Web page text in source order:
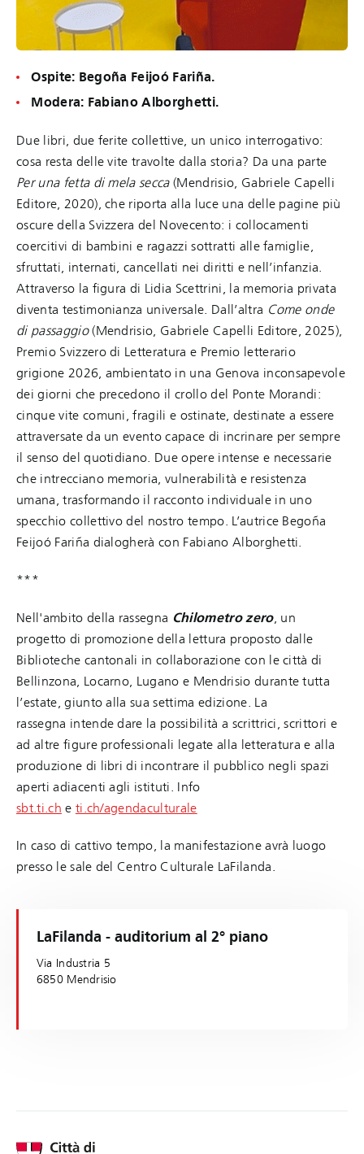
Ospite: Begoña Feijoó Fariña.
Modera: Fabiano Alborghetti.
Due libri, due ferite collettive, un unico interrogativo:
cosa resta delle vite travolte dalla storia? Da una parte
Per una fetta di mela secca(Mendrisio, Gabriele Capelli
Editore, 2020), che riporta alla luce una delle pagine più
oscure della Svizzera del Novecento: i collocamenti
coercitivi di bambini e ragazzi sottratti alle famiglie,
sfruttati, internati, cancellati nei diritti e nell’infanzia.
Attraverso la figura di Lidia Scettrini, la memoria privata
diventa testimonianza universale. Dall’altra Come onde
di passaggio(Mendrisio, Gabriele Capelli Editore, 2025),
Premio Svizzero di Letteratura e Premio letterario
grigione 2026, ambientato in una Genova inconsapevole
dei giorni che precedono il crollo del Ponte Morandi:
cinque vite comuni, fragili e ostinate, destinate a essere
attraversate da un evento capace di incrinare per sempre
il senso del quotidiano. Due opere intense e necessarie
che intrecciano memoria, vulnerabilità e resistenza
umana, trasformando il racconto individuale in uno
specchio collettivo del nostro tempo. L’autrice Begoña
Feijoó Fariña dialogherà con Fabiano Alborghetti.
***
Nell'ambito della rassegna Chilometro zero, un
progetto di promozione della lettura proposto dalle
Biblioteche cantonali in collaborazione con le città di
Bellinzona, Locarno, Lugano e Mendrisio durante tutta
l’estate, giunto alla sua settima edizione. La
rassegna intende dare la possibilità a scrittrici, scrittori e
ad altre figure professionali legate alla letteratura e alla
produzione di libri di incontrare il pubblico negli spazi
aperti adiacenti agli istituti. Info
sbt.ti.ch e ti.ch/agendaculturale
In caso di cattivo tempo, la manifestazione avrà luogo
presso le sale del Centro Culturale LaFilanda.
LaFilanda - auditorium al 2° piano
Via Industria 5
6850 Mendrisio